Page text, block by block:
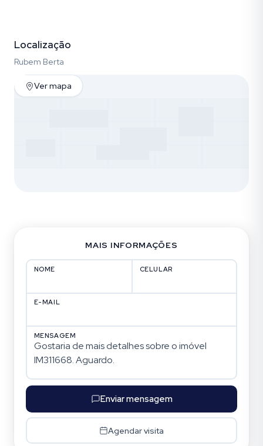
Localização
Rubem Berta
Ver mapa
MAIS INFORMAÇÕES
NOME CELULAR
E-MAIL
MENSAGEM
Enviar mensagem
Agendar visita